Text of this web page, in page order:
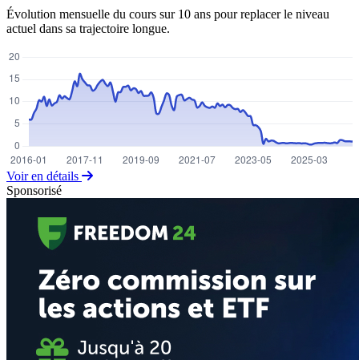
Évolution mensuelle du cours sur 10 ans pour replacer le niveau
actuel dans sa trajectoire longue.
Voir en détails
Sponsorisé